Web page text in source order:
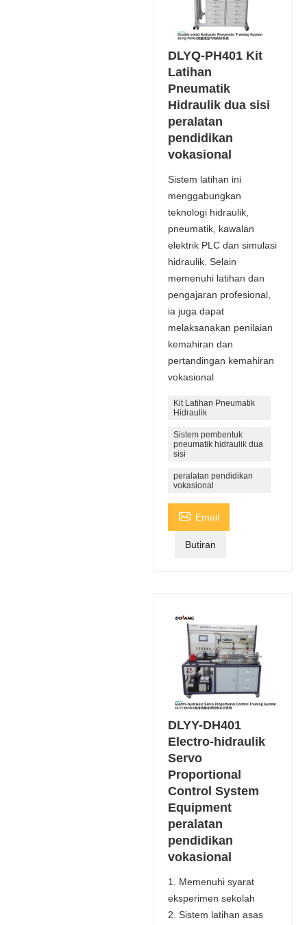
DLYQ-PH401 Kit
Latihan
Pneumatik
Hidraulik dua sisi
peralatan
pendidikan
vokasional
Sistem latihan ini
menggabungkan
teknologi hidraulik,
pneumatik, kawalan
elektrik PLC dan simulasi
hidraulik. Selain
memenuhi latihan dan
pengajaran profesional,
ia juga dapat
melaksanakan penilaian
kemahiran dan
pertandingan kemahiran
vokasional
Kit Latihan Pneumatik
Hidraulik
Sistem pembentuk
pneumatik hidraulik dua
sisi
peralatan pendidikan
vokasional
 Email
Butiran
DLYY-DH401
Electro-hidraulik
Servo
Proportional
Control System
Equipment
peralatan
pendidikan
vokasional
1. Memenuhi syarat
eksperimen sekolah
2. Sistem latihan asas